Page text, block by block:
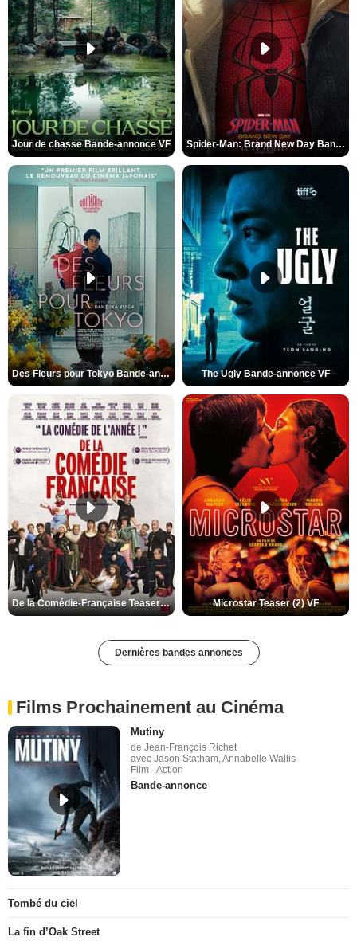
Jour de chasse Bande-annonce VF Spider-Man: Brand New Day Bande-annonce (3) VO STFR
Des Fleurs pour Tokyo Bande-annonce VO STFR The Ugly Bande-annonce VF
De la Comédie-Française Teaser (3) VF Microstar Teaser (2) VF
Dernières bandes annonces
Films Prochainement au Cinéma
Mutiny
de Jean-François Richet
avec Jason Statham, Annabelle Wallis
Film - Action
Bande-annonce
Tombé du ciel
La fin d’Oak Street